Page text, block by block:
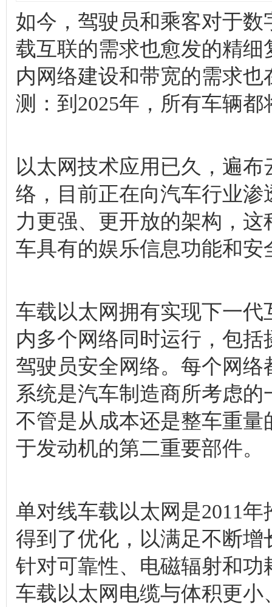
如今，驾驶员和乘客对于
载互联的需求也愈发的精
内网络建设和带宽的需求
测：到2025年，所有车辆
以太网技术应用已久，遍
络，目前正在向汽车行业
力更强、更开放的架构，
车具有的娱乐信息功能和安
车载以太网拥有实现下一
内多个网络同时运行，包
驾驶员安全网络。每个网
系统是汽车制造商所考虑
不管是从成本还是整车重
于发动机的第二重要部件。
单对线车载以太网是2011
得到了优化，以满足不断
针对可靠性、电磁辐射和
车载以太网电缆与体积更